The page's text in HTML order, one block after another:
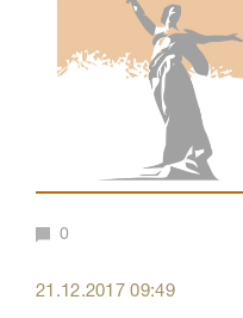
0
21.12.2017 09:49